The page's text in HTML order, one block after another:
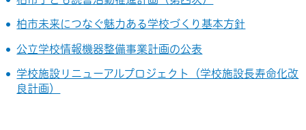
柏市未来につなぐ魅力ある学校づくり基本方針
公立学校情報機器整備事業計画の公表
学校施設リニューアルプロジェクト（学校施設長寿命化改
良計画）